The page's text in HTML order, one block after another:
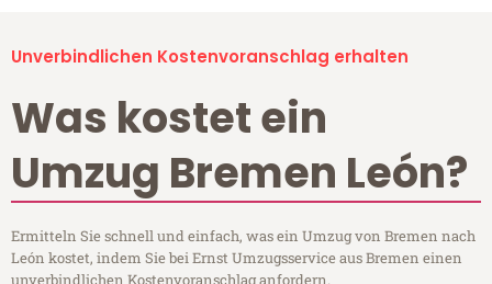
Unverbindlichen Kostenvoranschlag erhalten
Was kostet ein
Umzug Bremen León?
Ermitteln Sie schnell und einfach, was ein Umzug von Bremen nach
León kostet, indem Sie bei Ernst Umzugsservice aus Bremen einen
unverbindlichen Kostenvoranschlag anfordern.